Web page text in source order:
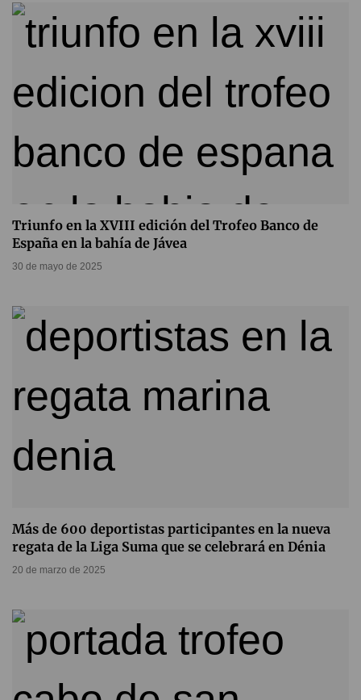
Triunfo en la XVIII edición del Trofeo Banco de
España en la bahía de Jávea
30 de mayo de 2025
Más de 600 deportistas participantes en la nueva
regata de la Liga Suma que se celebrará en Dénia
20 de marzo de 2025